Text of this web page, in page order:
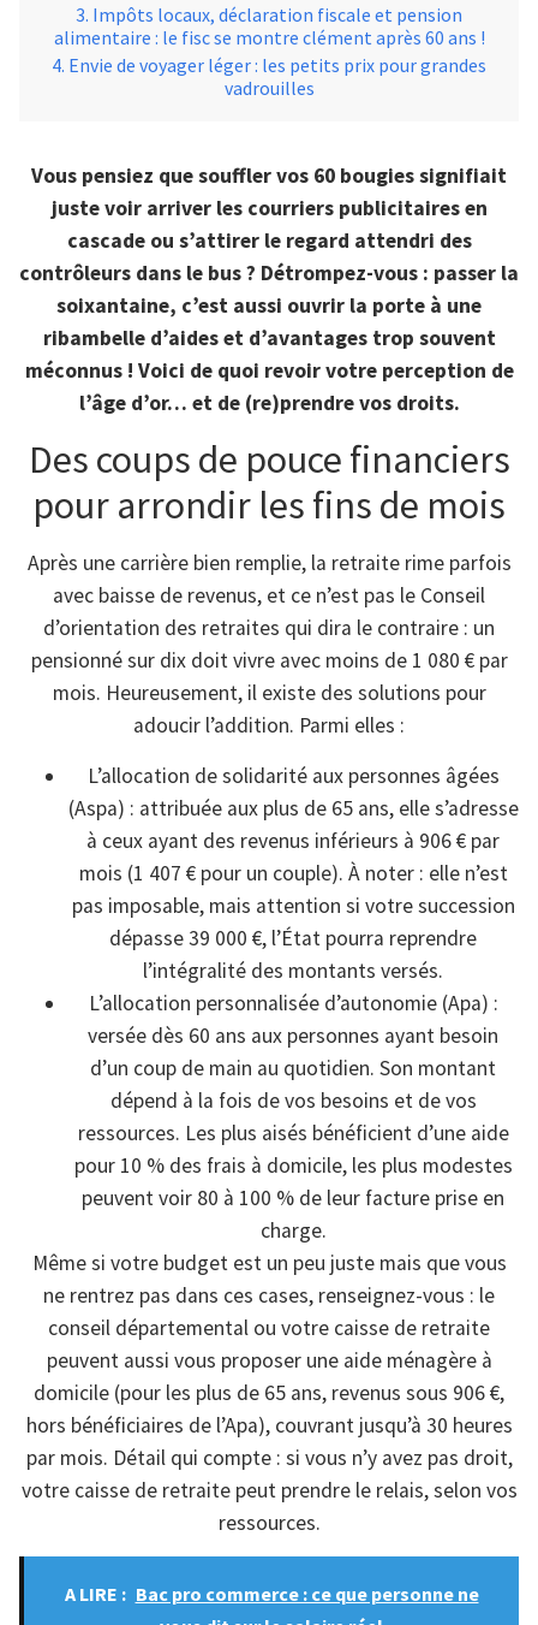
Impôts locaux, déclaration fiscale et pension
alimentaire : le fisc se montre clément après 60 ans !
Envie de voyager léger : les petits prix pour grandes
vadrouilles
Vous pensiez que souffler vos 60 bougies signifiait
juste voir arriver les courriers publicitaires en
cascade ou s’attirer le regard attendri des
contrôleurs dans le bus ? Détrompez-vous : passer la
soixantaine, c’est aussi ouvrir la porte à une
ribambelle d’aides et d’avantages trop souvent
méconnus ! Voici de quoi revoir votre perception de
l’âge d’or… et de (re)prendre vos droits.
Des coups de pouce financiers
pour arrondir les fins de mois
Après une carrière bien remplie, la retraite rime parfois
avec baisse de revenus, et ce n’est pas le Conseil
d’orientation des retraites qui dira le contraire : un
pensionné sur dix doit vivre avec moins de 1 080 € par
mois. Heureusement, il existe des solutions pour
adoucir l’addition. Parmi elles :
L’allocation de solidarité aux personnes âgées
(Aspa) : attribuée aux plus de 65 ans, elle s’adresse
à ceux ayant des revenus inférieurs à 906 € par
mois (1 407 € pour un couple). À noter : elle n’est
pas imposable, mais attention si votre succession
dépasse 39 000 €, l’État pourra reprendre
l’intégralité des montants versés.
L’allocation personnalisée d’autonomie (Apa) :
versée dès 60 ans aux personnes ayant besoin
d’un coup de main au quotidien. Son montant
dépend à la fois de vos besoins et de vos
ressources. Les plus aisés bénéficient d’une aide
pour 10 % des frais à domicile, les plus modestes
peuvent voir 80 à 100 % de leur facture prise en
charge.
Même si votre budget est un peu juste mais que vous
ne rentrez pas dans ces cases, renseignez-vous : le
conseil départemental ou votre caisse de retraite
peuvent aussi vous proposer une aide ménagère à
domicile (pour les plus de 65 ans, revenus sous 906 €,
hors bénéficiaires de l’Apa), couvrant jusqu’à 30 heures
par mois. Détail qui compte : si vous n’y avez pas droit,
votre caisse de retraite peut prendre le relais, selon vos
ressources.
A LIRE : Bac pro commerce : ce que personne ne